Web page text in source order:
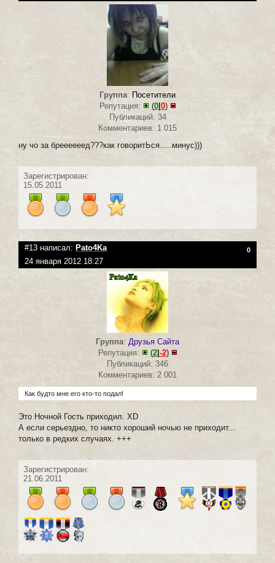
Группа: Посетители
Репутация:
(0| 0)
Публикаций: 34
Комментариев: 1 015
ну чо за бреееееед???как говоритЬся.....минус)))
Зарегистрирован:
15.05.2011
#13 написал: Pato4Ka 0
24 января 2012 18:27
Группа: Друзья Сайта
Репутация:
(2| -2)
Публикаций: 346
Комментариев: 2 001
Как будто мне его кто-то подал!
Это Ночной Гость приходил. ХD
А если серьездно, то никто хороший ночью не приходит...
только в редких случаях. +++
Зарегистрирован:
21.06.2011